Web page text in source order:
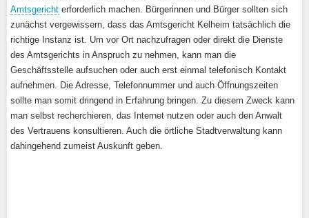
Amtsgericht erforderlich machen. Bürgerinnen und Bürger sollten sich
zunächst vergewissern, dass das Amtsgericht Kelheim tatsächlich die
richtige Instanz ist. Um vor Ort nachzufragen oder direkt die Dienste
des Amtsgerichts in Anspruch zu nehmen, kann man die
Geschäftsstelle aufsuchen oder auch erst einmal telefonisch Kontakt
aufnehmen. Die Adresse, Telefonnummer und auch Öffnungszeiten
sollte man somit dringend in Erfahrung bringen. Zu diesem Zweck kann
man selbst recherchieren, das Internet nutzen oder auch den Anwalt
des Vertrauens konsultieren. Auch die örtliche Stadtverwaltung kann
dahingehend zumeist Auskunft geben.